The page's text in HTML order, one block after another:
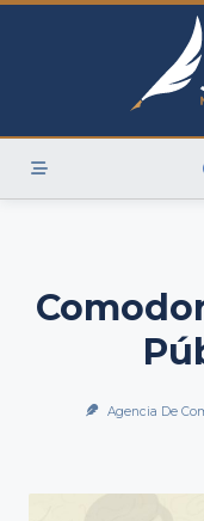
Skip
Agencia De